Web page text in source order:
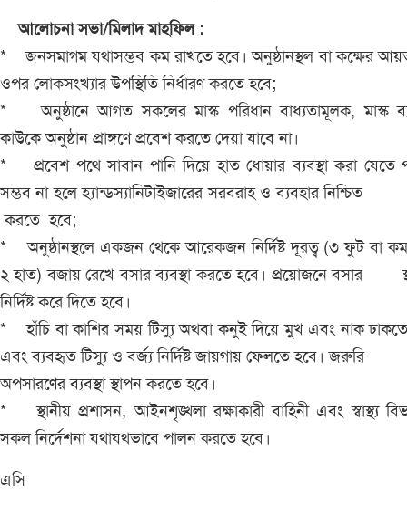
আলোচনা সভা/মিলাদ মাহফিল :
* জনসমাগম যথাসম্ভব কম রাখতে হবে। অনুষ্ঠানস্থল বা কক্ষের
ওপর লোকসংখ্যার উপস্থিতি নির্ধারণ করতে হবে;
* অনুষ্ঠানে আগত সকলের মাস্ক পরিধান বাধ্যতামূলক, মাস্ক
কাউকে অনুষ্ঠান প্রাঙ্গণে প্রবেশ করতে দেয়া যাবে না।
* প্রবেশ পথে সাবান পানি দিয়ে হাত ধোয়ার ব্যবস্থা করা যেতে
সম্ভব না হলে হ্যান্ডস্যানিটাইজারের সরবরাহ ও ব্যবহার
করতে হবে;
* অনুষ্ঠানস্থলে একজন থেকে আরেকজন নির্দিষ্ট দূরত্ব (৩ ফুট বা
২ হাত) বজায় রেখে বসার ব্যবস্থা করতে হবে। প্রয়োজনে বসার
নির্দিষ্ট করে দিতে হবে।
* হাঁচি বা কাশির সময় টিস্যু অথবা কনুই দিয়ে মুখ এবং নাক
এবং ব্যবহৃত টিস্যু ও বর্জ্য নির্দিষ্ট জায়গায় ফেলতে হবে। জরুরি
অপসারণের ব্যবস্থা স্থাপন করতে হবে।
* স্থানীয় প্রশাসন, আইনশৃঙ্খলা রক্ষাকারী বাহিনী এবং স্বাস্থ্য
সকল নির্দেশনা যথাযথভাবে পালন করতে হবে।
এসি